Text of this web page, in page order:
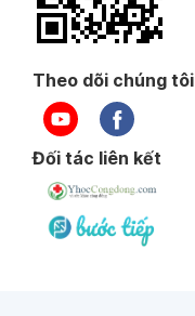
Theo dõi chúng tôi
Đối tác liên kết